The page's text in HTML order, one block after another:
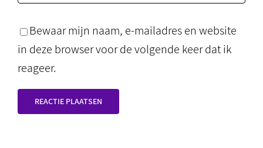
Bewaar mijn naam, e-mailadres en website
in deze browser voor de volgende keer dat ik
reageer.